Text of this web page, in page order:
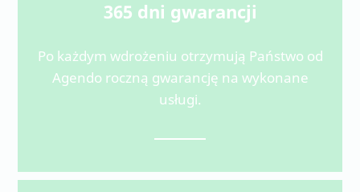
365 dni gwarancji
Po każdym wdrożeniu otrzymują Państwo od
Agendo roczną gwarancję na wykonane
usługi.